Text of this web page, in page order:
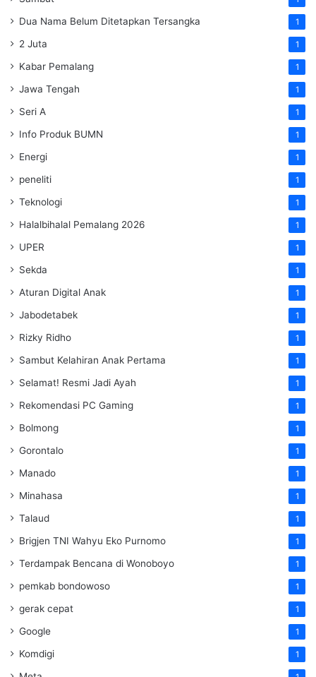
Dua Nama Belum Ditetapkan Tersangka 1
2 Juta 1
Kabar Pemalang 1
Jawa Tengah 1
Seri A 1
Info Produk BUMN 1
Energi 1
peneliti 1
Teknologi 1
Halalbihalal Pemalang 2026 1
UPER 1
Sekda 1
Aturan Digital Anak 1
Jabodetabek 1
Rizky Ridho 1
Sambut Kelahiran Anak Pertama 1
Selamat! Resmi Jadi Ayah 1
Rekomendasi PC Gaming 1
Bolmong 1
Gorontalo 1
Manado 1
Minahasa 1
Talaud 1
Brigjen TNI Wahyu Eko Purnomo 1
Terdampak Bencana di Wonoboyo 1
pemkab bondowoso 1
gerak cepat 1
Google 1
Komdigi 1